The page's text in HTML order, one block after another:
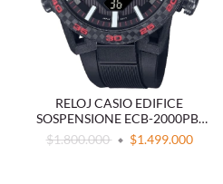
RELOJ CASIO EDIFICE
SOSPENSIONE ECB-2000PB-
$1.800.000 $1.499.000